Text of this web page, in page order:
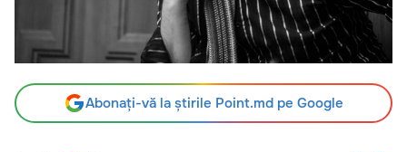
Abonați-vă la știrile Point.md pe Google